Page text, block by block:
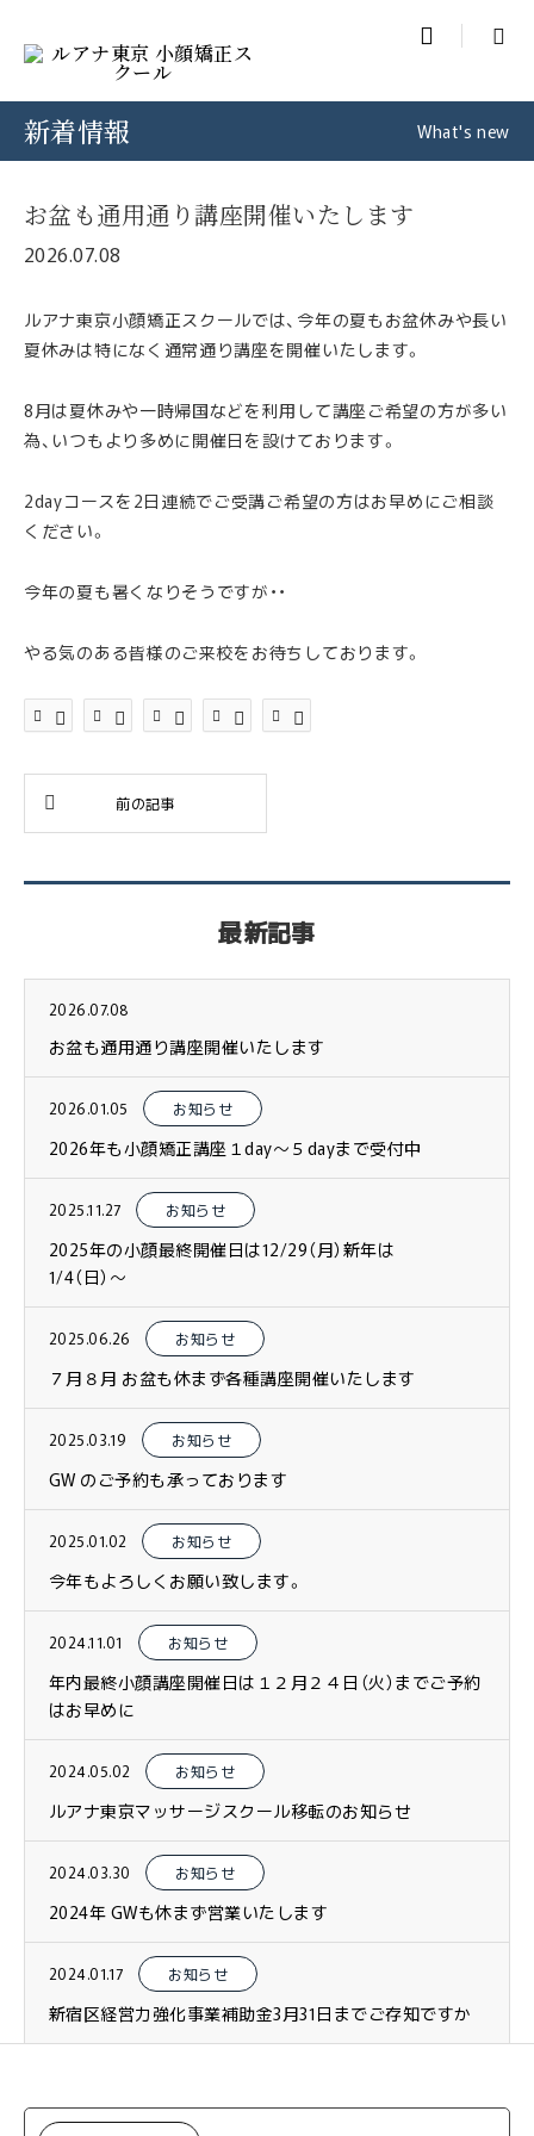

新着情報 What's new
お盆も通用通り講座開催いたします
2026.07.08
ルアナ東京小顔矯正スクールでは、今年の夏もお盆休みや長い
夏休みは特になく通常通り講座を開催いたします。
8月は夏休みや一時帰国などを利用して講座ご希望の方が多い
為、いつもより多めに開催日を設けております。
2dayコースを2日連続でご受講ご希望の方はお早めにご相談
ください。
今年の夏も暑くなりそうですが・・
やる気のある皆様のご来校をお待ちしております。
最新記事
2026.07.08
お盆も通用通り講座開催いたします
2026.01.05 お知らせ
2026年も小顔矯正講座１day〜５dayまで受付中
2025.11.27 お知らせ
2025年の小顔最終開催日は12/29（月）新年は
1/4（日）〜
2025.06.26 お知らせ
７月８月 お盆も休まず各種講座開催いたします
2025.03.19 お知らせ
GW のご予約も承っております
2025.01.02 お知らせ
今年もよろしくお願い致します。
2024.11.01 お知らせ
年内最終小顔講座開催日は１２月２４日（火）までご予約
はお早めに
2024.05.02 お知らせ
ルアナ東京マッサージスクール移転のお知らせ
2024.03.30 お知らせ
2024年 GWも休まず営業いたします
2024.01.17 お知らせ
新宿区経営力強化事業補助金3月31日までご存知ですか